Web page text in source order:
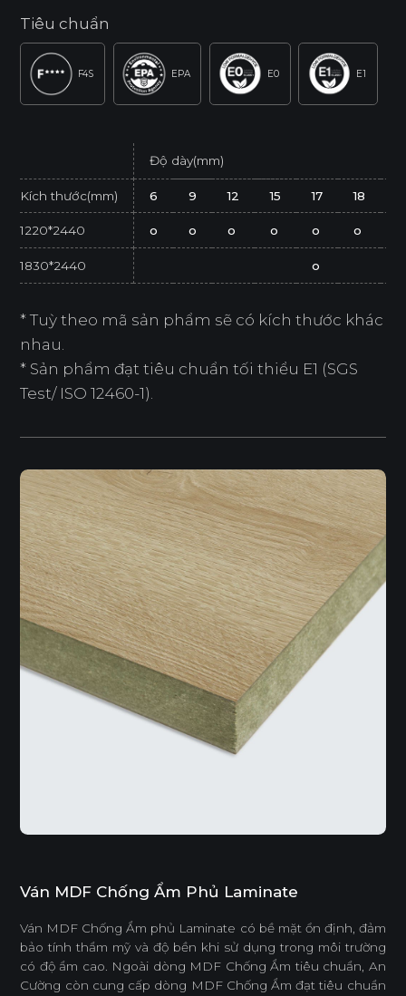
Tiêu chuẩn
F4S EPA E0 E1
Độ dày(mm)
Kích thước(mm) 6 9 12 15 17 18
1220*2440 o o o o o o
1830*2440 o
* Tuỳ theo mã sản phẩm sẽ có kích thước khác
nhau.
* Sản phẩm đạt tiêu chuẩn tối thiểu E1 (SGS
Test/ ISO 12460-1).
Ván MDF Chống Ẩm Phủ Laminate
Ván MDF Chống Ẩm phủ Laminate có bề mặt ổn định, đảm
bảo tính thẩm mỹ và độ bền khi sử dụng trong môi trường
có độ ẩm cao. Ngoài dòng MDF Chống Ẩm tiêu chuẩn, An
Cường còn cung cấp dòng MDF Chống Ẩm đạt tiêu chuẩn